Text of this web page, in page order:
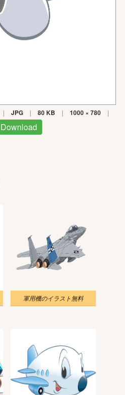
| JPG | 80 KB | 1000 × 780 |
Download
軍用機のイラスト無料